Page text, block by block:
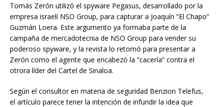
Tomás Zerón utilizó el spyware Pegasus, desarrollado por la
empresa israelí NSO Group, para capturar a Joaquín “El Chapo”
Guzmán Loera. Este argumento ya formaba parte de la
campaña de mercadotecnia de NSO Group para vender su
poderoso spyware, y la revista lo retomó para presentar a
Zerón como el agente que encabezó la “cacería” contra el
otrora líder del Cartel de Sinaloa.
Según el consultor en materia de seguridad Benzion Telefus,
el artículo parece tener la intención de infundir la idea que